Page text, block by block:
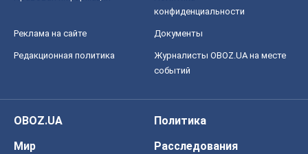
конфиденциальности
Реклама на сайте Документы
Редакционная политика
Журналисты OBOZ.UA на месте
событий
OBOZ.UA
Политика
Мир
Расследования